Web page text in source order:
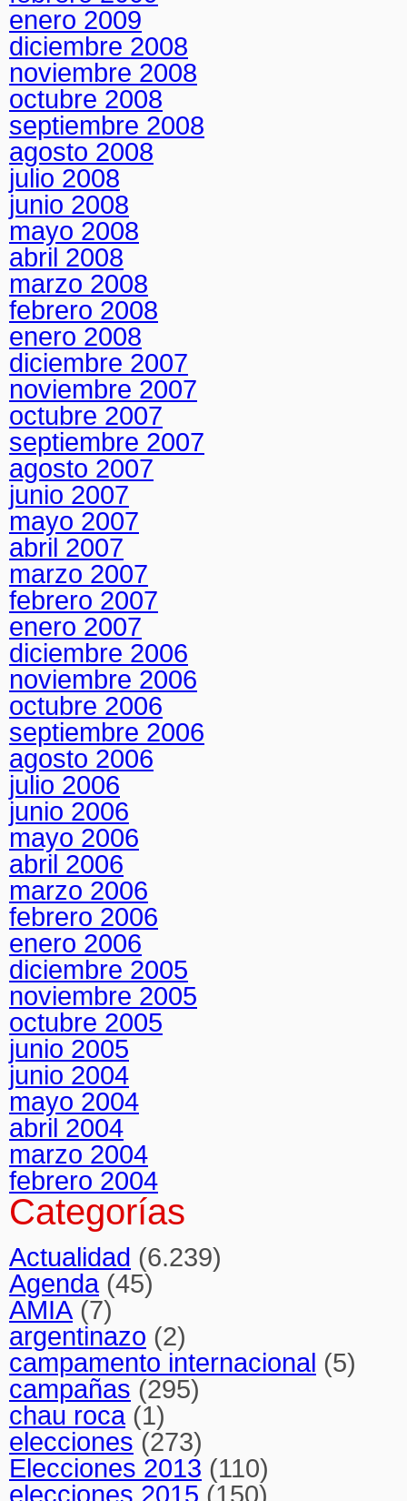
enero 2009
diciembre 2008
noviembre 2008
octubre 2008
septiembre 2008
agosto 2008
julio 2008
junio 2008
mayo 2008
abril 2008
marzo 2008
febrero 2008
enero 2008
diciembre 2007
noviembre 2007
octubre 2007
septiembre 2007
agosto 2007
junio 2007
mayo 2007
abril 2007
marzo 2007
febrero 2007
enero 2007
diciembre 2006
noviembre 2006
octubre 2006
septiembre 2006
agosto 2006
julio 2006
junio 2006
mayo 2006
abril 2006
marzo 2006
febrero 2006
enero 2006
diciembre 2005
noviembre 2005
octubre 2005
junio 2005
junio 2004
mayo 2004
abril 2004
marzo 2004
febrero 2004
Categorías
Actualidad (6.239)
Agenda(45)
AMIA (7)
argentinazo (2)
campamento internacional (5)
campañas (295)
chau roca(1)
elecciones (273)
Elecciones 2013 (110)
elecciones 2015 (150)